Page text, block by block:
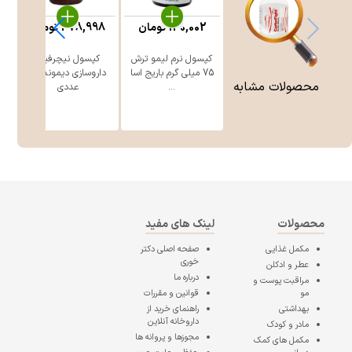
محصولات مشابه
کپسول نرم لیمو ترش
75 میلی گرم باریج اسا
...
130,002تومان
کپسول نیچرفیت
عددی
478,998تومان
محصولات
مکمل غذایی
عطر و ادکلن
مراقبت پوست و
مو
بهداشتی
مادر و کودک
مکمل های کمک
لینک های مفید
صفحه اصلیدکتر
خوری
درباره ما
قوانین و مقررات
راهنمای خرید از
داروخانه آنلاین
مجوزها و پروانه ها